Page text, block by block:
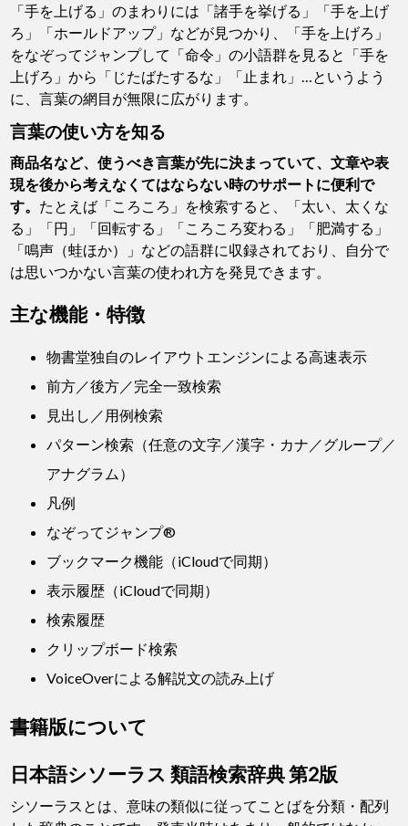
「手を上げる」のまわりには「諸手を挙げる」「手を上げ
ろ」「ホールドアップ」などが見つかり、「手を上げろ」
をなぞってジャンプして「命令」の小語群を見ると「手を
上げろ」から「じたばたするな」「止まれ」…というよう
に、言葉の網目が無限に広がります。
言葉の使い方を知る
商品名など、使うべき言葉が先に決まっていて、文章や表
現を後から考えなくてはならない時のサポートに便利で
す。 たとえば「ころころ」を検索すると、「太い、太くな
る」「円」「回転する」「ころころ変わる」「肥満する」
「鳴声（蛙ほか）」などの語群に収録されており、自分で
は思いつかない言葉の使われ方を発見できます。
主な機能・特徴
物書堂独自のレイアウトエンジンによる高速表示
前方／後方／完全一致検索
見出し／用例検索
パターン検索（任意の文字／漢字・カナ／グループ／
アナグラム）
凡例
なぞってジャンプ®
ブックマーク機能（iCloudで同期）
表示履歴（iCloudで同期）
検索履歴
クリップボード検索
VoiceOverによる解説文の読み上げ
書籍版について
日本語シソーラス 類語検索辞典 第2版
シソーラスとは、意味の類似に従ってことばを分類・配列